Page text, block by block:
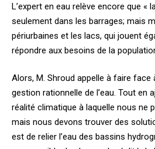
L’expert en eau relève encore que «
seulement dans les barrages; mais
périurbaines et les lacs, qui jouent
répondre aux besoins de la
Alors, M. Shroud appelle à faire face
gestion rationnelle de l’eau. Tout en
réalité climatique à laquelle nous ne
mais nous devons trouver des
est de relier l’eau des bassins